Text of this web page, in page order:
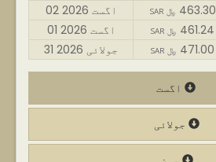
02 اگست 2026
SAR ﷼ 463.30
01 اگست 2026
SAR ﷼ 461.24
31 جولائی 2026
SAR ﷼ 471.00